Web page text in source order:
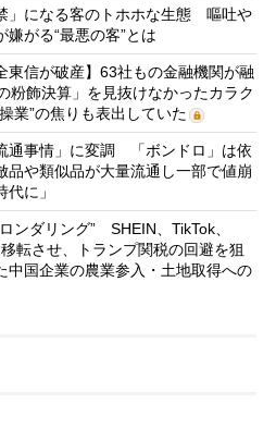
」になる客のトホホな生態 嘔吐や
がる“最悪の客”とは
東信が破産】63社もの金融機関が融
粉飾決算」を見抜けなかったカラク
業”の焦りも表出していた
通事情」に変調 「ボンドロ」は依
品や類似品が大量流通し一部で値崩
に」
ンダリング” SHEIN、TikTok、
転させ、トランプ関税の回避を狙
国企業の農業参入・土地取得への